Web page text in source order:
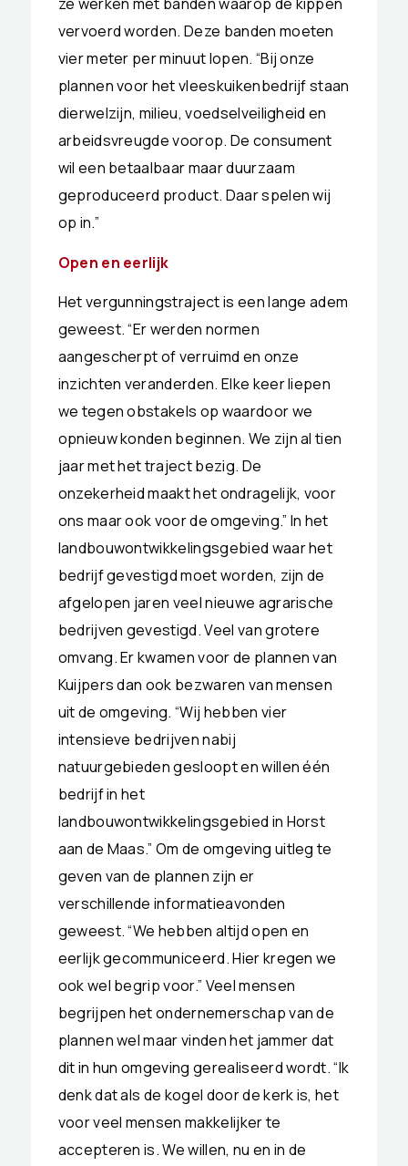
vervoerd worden. Deze banden moeten
vier meter per minuut lopen. “Bij onze
plannen voor het vleeskuikenbedrijf staan
dierwelzijn, milieu, voedselveiligheid en
arbeidsvreugde voorop. De consument
wil een betaalbaar maar duurzaam
geproduceerd product. Daar spelen wij
op in.”
Open en eerlijk
Het vergunningstraject is een lange adem
geweest. “Er werden normen
aangescherpt of verruimd en onze
inzichten veranderden. Elke keer liepen
we tegen obstakels op waardoor we
opnieuw konden beginnen. We zijn al tien
jaar met het traject bezig. De
onzekerheid maakt het ondragelijk, voor
ons maar ook voor de omgeving.” In het
landbouwontwikkelingsgebied waar het
bedrijf gevestigd moet worden, zijn de
afgelopen jaren veel nieuwe agrarische
bedrijven gevestigd. Veel van grotere
omvang. Er kwamen voor de plannen van
Kuijpers dan ook bezwaren van mensen
uit de omgeving. “Wij hebben vier
intensieve bedrijven nabij
natuurgebieden gesloopt en willen één
bedrijf in het
landbouwontwikkelingsgebied in Horst
aan de Maas.” Om de omgeving uitleg te
geven van de plannen zijn er
verschillende informatieavonden
geweest. “We hebben altijd open en
eerlijk gecommuniceerd. Hier kregen we
ook wel begrip voor.” Veel mensen
begrijpen het ondernemerschap van de
plannen wel maar vinden het jammer dat
dit in hun omgeving gerealiseerd wordt. “Ik
denk dat als de kogel door de kerk is, het
voor veel mensen makkelijker te
accepteren is. We willen, nu en in de